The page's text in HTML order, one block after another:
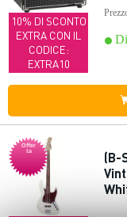
10% DI SCONTO
EXTRA CON IL
CODICE:
EXTRA10
Offer
ta
(B-